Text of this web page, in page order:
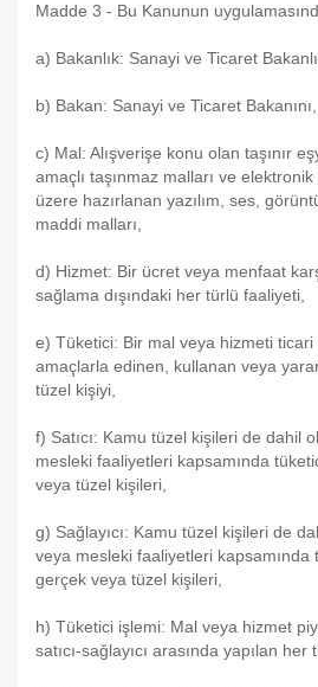
Madde 3 - Bu Kanunun
a) Bakanlık: Sanayi ve Ticaret
b) Bakan: Sanayi ve Ticaret Bakanını,
c) Mal: Alışverişe konu olan taşınır
amaçlı taşınmaz malları ve
üzere hazırlanan yazılım, ses,
maddi malları,
d) Hizmet: Bir ücret veya menfaat
sağlama dışındaki her türlü faaliyeti,
e) Tüketici: Bir mal veya hizmeti
amaçlarla edinen, kullanan veya
tüzel kişiyi,
f) Satıcı: Kamu tüzel kişileri de dahil
mesleki faaliyetleri kapsamında
veya tüzel kişileri,
g) Sağlayıcı: Kamu tüzel kişileri de
veya mesleki faaliyetleri kapsamında
gerçek veya tüzel kişileri,
h) Tüketici işlemi: Mal veya hizmet
satıcı-sağlayıcı arasında yapılan